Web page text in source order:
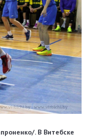
. В Витебске